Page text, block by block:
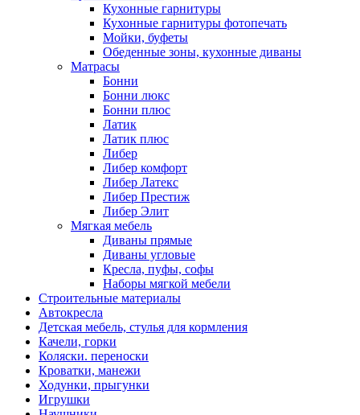
Кухонные гарнитуры
Кухонные гарнитуры фотопечать
Мойки, буфеты
Обеденные зоны, кухонные диваны
Матрасы
Бонни
Бонни люкс
Бонни плюс
Латик
Латик плюс
Либер
Либер комфорт
Либер Латекс
Либер Престиж
Либер Элит
Мягкая мебель
Диваны прямые
Диваны угловые
Кресла, пуфы, софы
Наборы мягкой мебели
Строительные материалы
Автокресла
Детская мебель, стулья для кормления
Качели, горки
Коляски. переноски
Кроватки, манежи
Ходунки, прыгунки
Игрушки